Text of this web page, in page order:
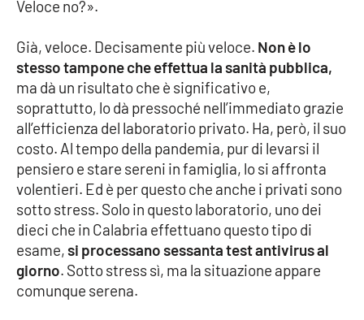
EDIZIONI
LOCALI
Catanzaro
Crotone
Vibo Valentia
Reggio Calabria
Cosenza
Lamezia Terme
Veloce no?».
Già, veloce. Decisamente più veloce. Non è lo
stesso tampone che effettua la sanità pubblica,
ma dà un risultato che è significativo e,
soprattutto, lo dà pressoché nell’immediato grazie
all’efficienza del laboratorio privato. Ha, però, il suo
costo. Al tempo della pandemia, pur di levarsi il
pensiero e stare sereni in famiglia, lo si affronta
volentieri. Ed è per questo che anche i privati sono
sotto stress. Solo in questo laboratorio, uno dei
dieci che in Calabria effettuano questo tipo di
esame,si processano sessanta test antivirus al
giorno. Sotto stress sì, ma la situazione appare
comunque serena.